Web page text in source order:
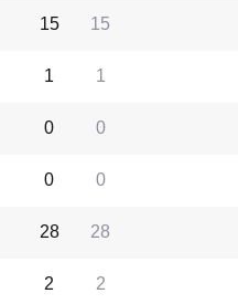
15
15
1
1
0
0
0
0
28
28
2
2